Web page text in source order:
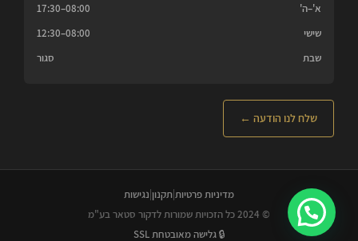
א'–ה'
08:00–17:30
שישי
08:00–12:30
שבת
סגור
שלח לנו הודעה ←
מדיניות פרטיותתקנון נגישות
© 2024 כל הזכויות שמורות לדקור סטאר בע"מ
🔒 גלישה מאובטחת SSL